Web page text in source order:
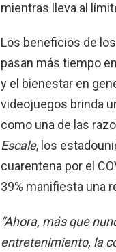
mientras lleva al
Los beneficios de
pasan más tiempo
y el bienestar en
videojuegos brinda
como una de las
Escale, los
cuarentena por el
39% manifiesta una
“Ahora, más que
entretenimiento, la